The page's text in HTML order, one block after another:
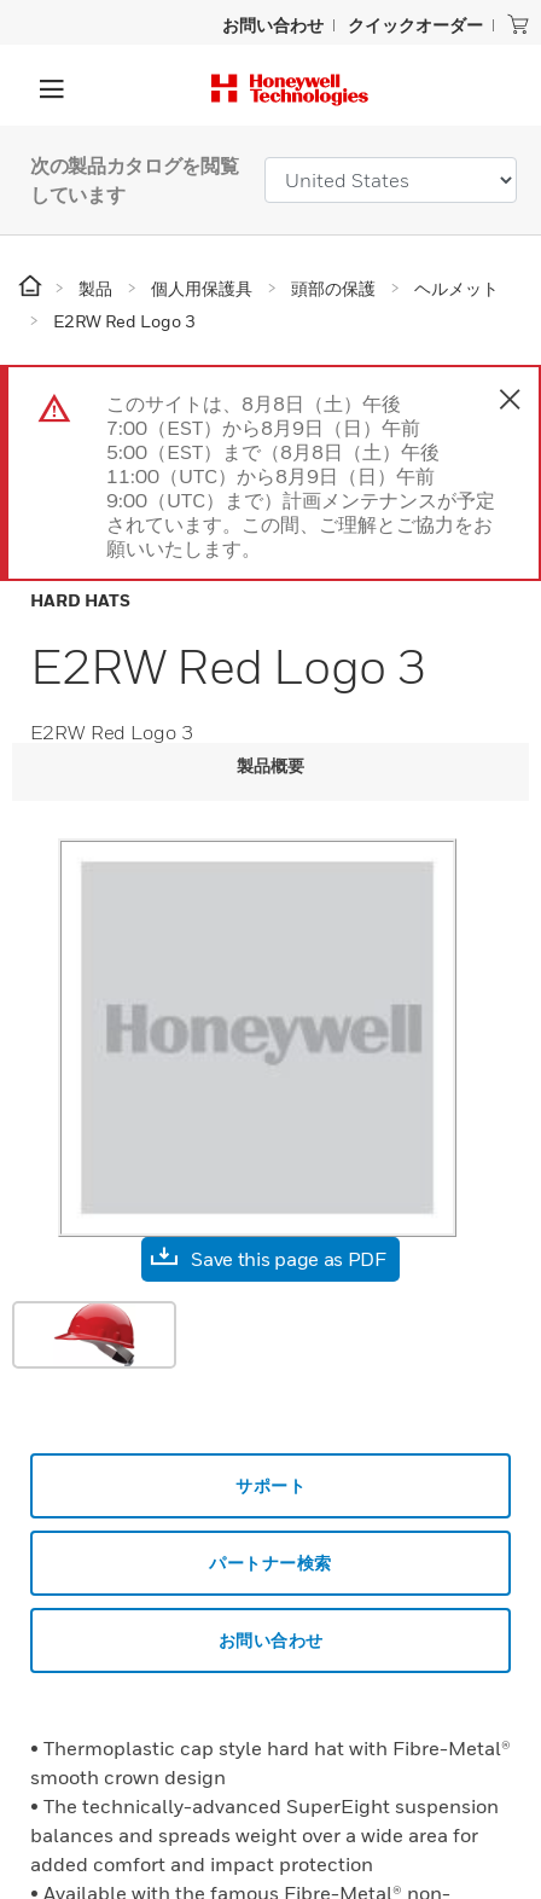
お問い合わせ クイックオーダー
次の製品カタログを閲覧
しています
製品 個人用保護具 頭部の保護
ヘルメット
E2RW Red Logo 3
このサイトは、8月8日（土）午後
7:00（EST）から8月9日（日）午前
5:00（EST）まで（8月8日（土）午後
11:00（UTC）から8月9日（日）午前
9:00（UTC）まで）計画メンテナンスが予定
されています。この間、ご理解とご協力をお
願いいたします。
HARD HATS
E2RW Red Logo 3
E2RW Red Logo 3
製品概要
Save this page as PDF
サポート
パートナー検索
お問い合わせ
• Thermoplastic cap style hard hat with Fibre-Metal®
smooth crown design
• The technically-advanced SuperEight suspension
balances and spreads weight over a wide area for
added comfort and impact protection
• Available with the famous Fibre-Metal® non-